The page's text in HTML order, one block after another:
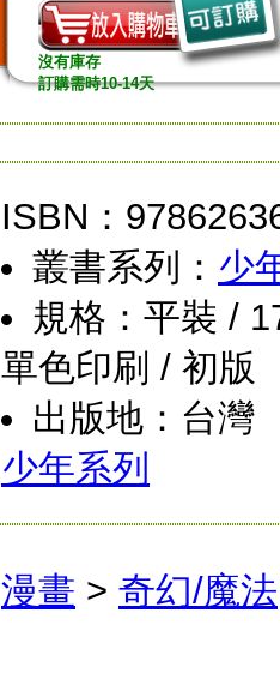
沒有庫存
訂購需時10-14天
ISBN：
叢書系列： 少
規格：平裝 /
單色印刷 / 初版
出版地：台灣
少年系列
漫畫 > 奇幻/魔法